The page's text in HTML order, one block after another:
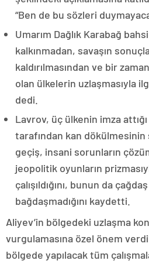
“Ben de bu sözleri
Umarım Dağlık Karabağ
kalkınmadan, savaşın
kaldırılmasından ve bir
olan ülkelerin uzlaşmasıyla
dedi.
Lavrov, üç ülkenin imza
tarafından kan dökülmesinin
geçiş, insani sorunların
jeopolitik oyunların
çalışıldığını, bunun da
bağdaşmadığını kaydetti.
Aliyev’in bölgedeki uzlaşma
vurgulamasına özel önem
bölgede yapılacak tüm